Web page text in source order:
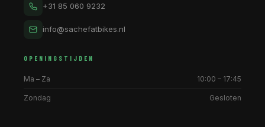
+31 85 060 9232
info@sachefatbikes.nl
OPENINGSTIJDEN
Ma – Za 10:00 – 17:45
Zondag Gesloten